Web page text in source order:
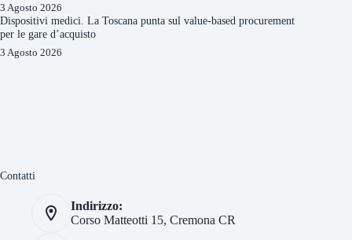
3 Agosto 2026
Dispositivi medici. La Toscana punta sul value-based procurement
per le gare d’acquisto
3 Agosto 2026
Contatti
Indirizzo:
Corso Matteotti 15, Cremona CR